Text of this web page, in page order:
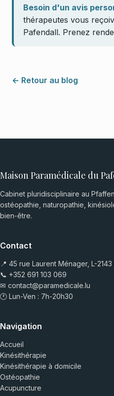
Besoin d'un avis
thérapeutes vous
Pafendall. Prenez
← Retour au blog
Maison Paramédicale du
Cabinet pluridisciplinaire au
ostéopathie, naturopathie,
bien-être.
Contact
📍 45 rue Laurent Ménager, L-
📞 +352 691 103 069
✉ contact@paramedicale.lu
🕐 Lun-Ven : 7h-20h30
Navigation
Accueil
Kinésithérapie
Kinésithérapie à domicile
Ostéopathie
Acupuncture